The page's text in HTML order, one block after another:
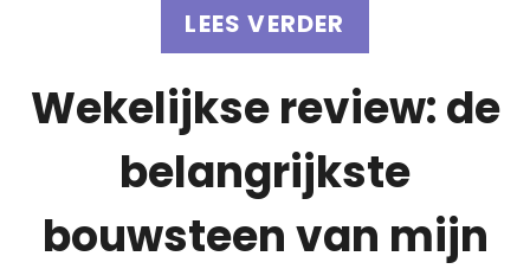
LEES VERDER
Wekelijkse review: de
belangrijkste
bouwsteen van mijn